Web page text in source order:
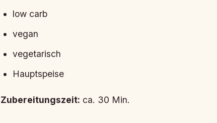
low carb
vegan
vegetarisch
Hauptspeise
Zubereitungszeit: ca. 30 Min.